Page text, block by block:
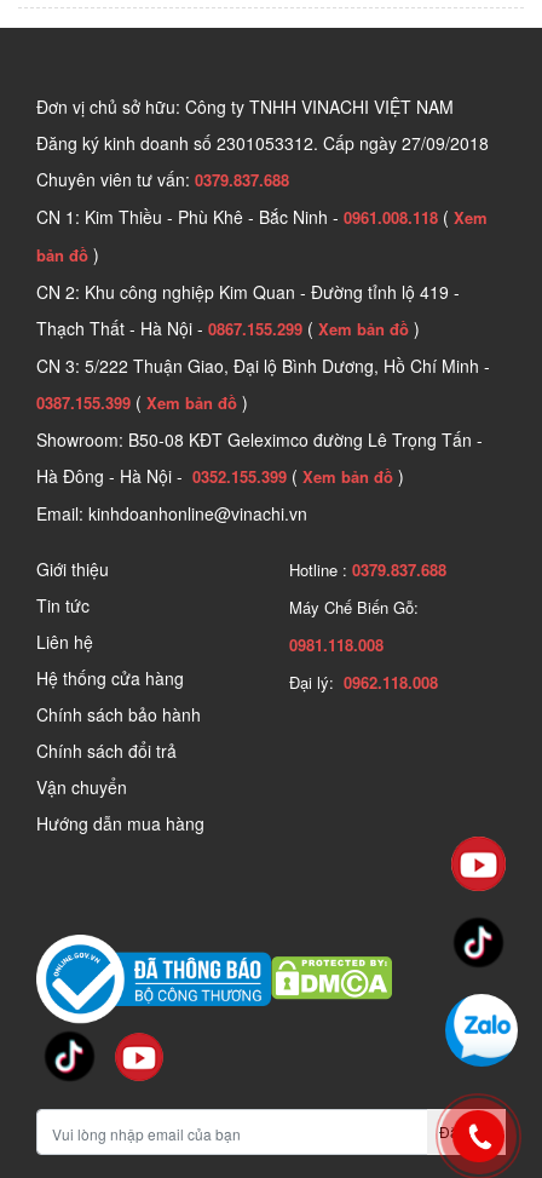
Đơn vị chủ sở hữu: Công ty TNHH VINACHI VIỆT NAM
Đăng ký kinh doanh số 2301053312. Cấp ngày 27/09/2018
Chuyên viên tư vấn: 0379.837.688
CN 1: Kim Thiều - Phù Khê - Bắc Ninh - 0961.008.118 ( Xem
bản đồ )
CN 2: Khu công nghiệp Kim Quan - Đường tỉnh lộ 419 -
Thạch Thất - Hà Nội - 0867.155.299 ( Xem bản đồ )
CN 3: 5/222 Thuận Giao, Đại lộ Bình Dương, Hồ Chí Minh -
0387.155.399 ( Xem bản đồ )
Showroom: B50-08 KĐT Geleximco đường Lê Trọng Tấn -
Hà Đông - Hà Nội - 0352.155.399 ( Xem bản đồ )
Email: kinhdoanhonline@vinachi.vn
Giới thiệu
Tin tức
Liên hệ
Hệ thống cửa hàng
Chính sách bảo hành
Chính sách đổi trả
Vận chuyển
Hướng dẫn mua hàng
Hotline : 0379.837.688
Máy Chế Biến Gỗ:
0981.118.008
Đại lý: 0962.118.008
Đăng ký